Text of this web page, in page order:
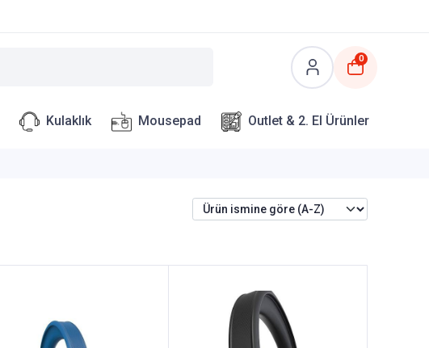
0
Kulaklık Mousepad Outlet & 2. El Ürünler